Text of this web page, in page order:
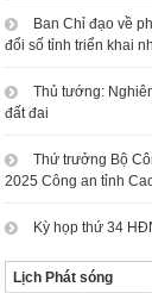
Ban Chỉ đạo về
đổi số tỉnh triển khai
Thủ tướng:
đất đai
Thứ trưởng Bộ
2025 Công an tỉnh
Kỳ họp thứ 34
Lịch Phát sóng